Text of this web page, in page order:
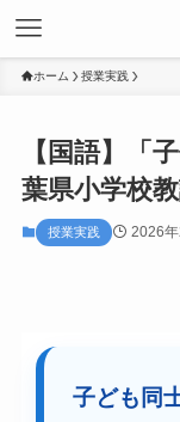
ホーム 授業実践
【国語】「
葉県小学校
授業実践 2026
子ども同